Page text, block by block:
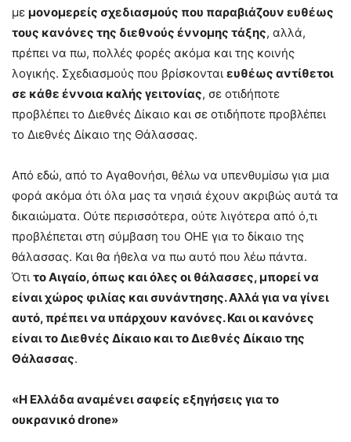
με μονομερείς σχεδιασμούς που παραβιάζουν ευθέως
τους κανόνες της διεθνούς έννομης τάξης, αλλά,
πρέπει να πω, πολλές φορές ακόμα και της κοινής
λογικής. Σχεδιασμούς που βρίσκονται ευθέως αντίθετοι
σε κάθε έννοια καλής γειτονίας, σε οτιδήποτε
προβλέπει το Διεθνές Δίκαιο και σε οτιδήποτε προβλέπει
το Διεθνές Δίκαιο της Θάλασσας.
Από εδώ, από το Αγαθονήσι, θέλω να υπενθυμίσω για μια
φορά ακόμα ότι όλα μας τα νησιά έχουν ακριβώς αυτά τα
δικαιώματα. Ούτε περισσότερα, ούτε λιγότερα από ό,τι
προβλέπεται στη σύμβαση του ΟΗΕ για το δίκαιο της
θάλασσας. Και θα ήθελα να πω αυτό που λέω πάντα.
Ότι το Αιγαίο, όπως και όλες οι θάλασσες, μπορεί να
είναι χώρος φιλίας και συνάντησης. Αλλά για να γίνει
αυτό, πρέπει να υπάρχουν κανόνες. Και οι κανόνες
είναι το Διεθνές Δίκαιο και το Διεθνές Δίκαιο της
Θάλασσας.
«Η Ελλάδα αναμένει σαφείς εξηγήσεις για το
ουκρανικό drone»